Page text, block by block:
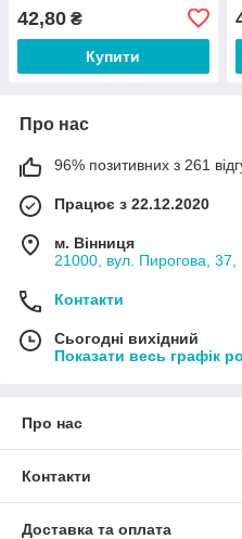
42,80 ₴
Купити
Про нас
96% позитивних з 261
Працює з 22.12.2020
м. Вінниця
21000, вул. Пирогова, 37,
Контакти
Сьогодні вихідний
Показати весь графік
Про нас
Контакти
Доставка та оплата